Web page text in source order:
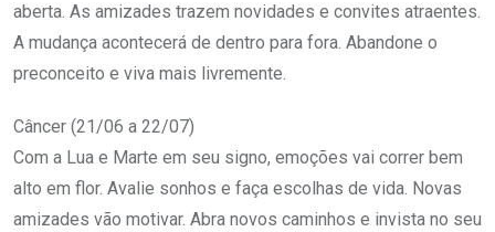
aberta. As amizades trazem novidades e convites atraentes.
A mudança acontecerá de dentro para fora. Abandone o
preconceito e viva mais livremente.
Câncer (21/06 a 22/07)
Com a Lua e Marte em seu signo, emoções vai correr bem
alto em flor. Avalie sonhos e faça escolhas de vida. Novas
amizades vão motivar. Abra novos caminhos e invista no seu